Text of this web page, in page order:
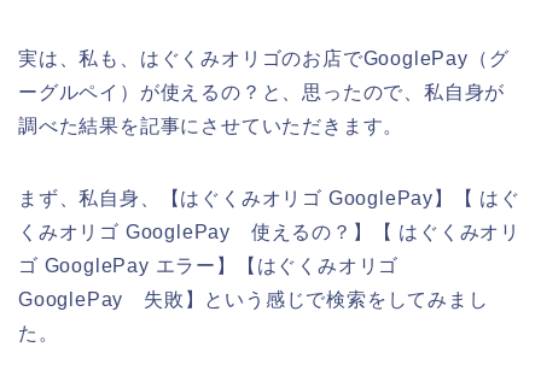
実は、私も、はぐくみオリゴのお店でGooglePay（グ
ーグルペイ）が使えるの？と、思ったので、私自身が
調べた結果を記事にさせていただきます。
まず、私自身、【はぐくみオリゴ GooglePay】【 はぐ
くみオリゴ GooglePay 使えるの？】【 はぐくみオリ
ゴ GooglePay エラー】【はぐくみオリゴ
GooglePay 失敗】という感じで検索をしてみまし
た。